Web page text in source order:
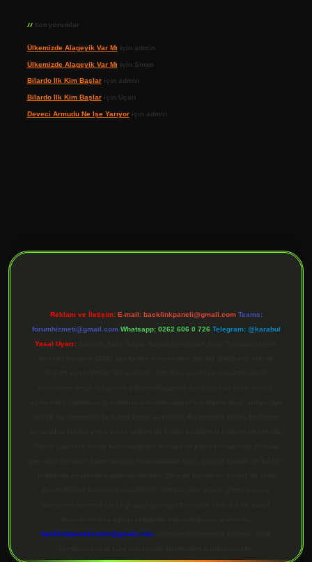
Son yorumlar
Ülkemizde Alageyik Var Mı için admin
Ülkemizde Alageyik Var Mı için Sinan
Bilardo Ilk Kim Başlariçin admin
Bilardo Ilk Kim Başlariçin Uçan
Deveci Armudu Ne Işe Yarıyoriçin admin
Reklam ve İletişim: E-mail: backlinkpaneli@gmail.com Teams:
forumhizmeti@gmail.com Whatsapp: 0262 606 0 726 Telegram: @karabul
Yasal Uyarı:
backlinkpanelicomtr@gmail.com